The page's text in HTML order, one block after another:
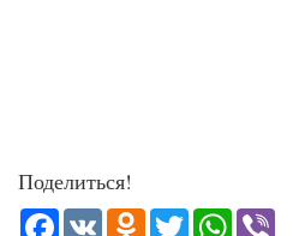
Поделиться!
Facebook
VK Odnoklassniki
TwitterWhatsApp